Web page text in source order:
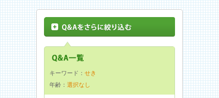
キーワード： せき
年齢： 選択なし